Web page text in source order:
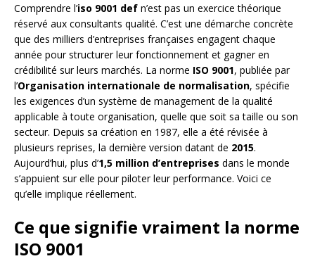
Comprendre l’iso 9001 def n’est pas un exercice théorique
réservé aux consultants qualité. C’est une démarche concrète
que des milliers d’entreprises françaises engagent chaque
année pour structurer leur fonctionnement et gagner en
crédibilité sur leurs marchés. La norme ISO 9001, publiée par
l’Organisation internationale de normalisation, spécifie
les exigences d’un système de management de la qualité
applicable à toute organisation, quelle que soit sa taille ou son
secteur. Depuis sa création en 1987, elle a été révisée à
plusieurs reprises, la dernière version datant de 2015.
Aujourd’hui, plus d’1,5 million d’entreprises dans le monde
s’appuient sur elle pour piloter leur performance. Voici ce
qu’elle implique réellement.
Ce que signifie vraiment la norme
ISO 9001